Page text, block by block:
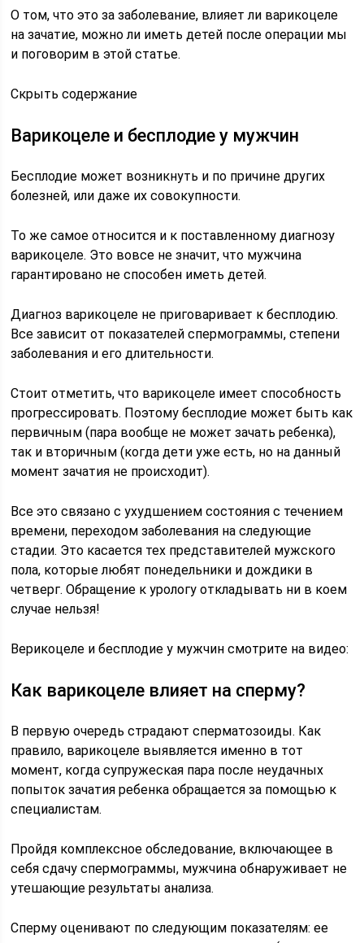
О том, что это за заболевание, влияет ли варикоцеле
на зачатие, можно ли иметь детей после операции мы
и поговорим в этой статье.
Скрыть содержание
Варикоцеле и бесплодие у мужчин
Бесплодие может возникнуть и по причине других
болезней, или даже их совокупности.
То же самое относится и к поставленному диагнозу
варикоцеле. Это вовсе не значит, что мужчина
гарантировано не способен иметь детей.
Диагноз варикоцеле не приговаривает к бесплодию.
Все зависит от показателей спермограммы, степени
заболевания и его длительности.
Стоит отметить, что варикоцеле имеет способность
прогрессировать. Поэтому бесплодие может быть как
первичным (пара вообще не может зачать ребенка),
так и вторичным (когда дети уже есть, но на данный
момент зачатия не происходит).
Все это связано с ухудшением состояния с течением
времени, переходом заболевания на следующие
стадии. Это касается тех представителей мужского
пола, которые любят понедельники и дождики в
четверг. Обращение к урологу откладывать ни в коем
случае нельзя!
Верикоцеле и бесплодие у мужчин смотрите на видео:
Как варикоцеле влияет на сперму?
В первую очередь страдают сперматозоиды. Как
правило, варикоцеле выявляется именно в тот
момент, когда супружеская пара после неудачных
попыток зачатия ребенка обращается за помощью к
специалистам.
Пройдя комплексное обследование, включающее в
себя сдачу спермограммы, мужчина обнаруживает не
утешающие результаты анализа.
Сперму оценивают по следующим показателям: ее